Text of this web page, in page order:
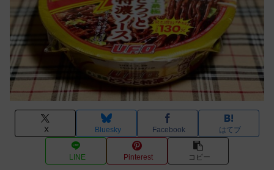
X Bluesky Facebook はてブ
LINE Pinterest コピー